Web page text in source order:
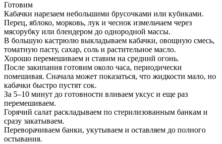
Готовим
Кабачки нарезаем небольшими брусочками или кубиками.
Перец, яблоко, морковь, лук и чеснок измельчаем через
мясорубку или блендером до однородной массы.
В большую кастрюлю выкладываем кабачки, овощную смесь,
томатную пасту, сахар, соль и растительное масло.
Хорошо перемешиваем и ставим на средний огонь.
После закипания готовим около часа, периодически
помешивая. Сначала может показаться, что жидкости мало, но
кабачки быстро пустят сок.
За 5–10 минут до готовности вливаем уксус и еще раз
перемешиваем.
Горячий салат раскладываем по стерилизованным банкам и
сразу закатываем.
Переворачиваем банки, укутываем и оставляем до полного
остывания.